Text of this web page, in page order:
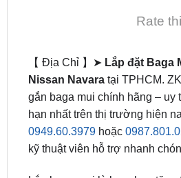
Rate
【 Địa Chỉ 】➤Lắp đặt Baga
Nissan Navaratại TPHCM.
gắn baga mui chính hãng – uy